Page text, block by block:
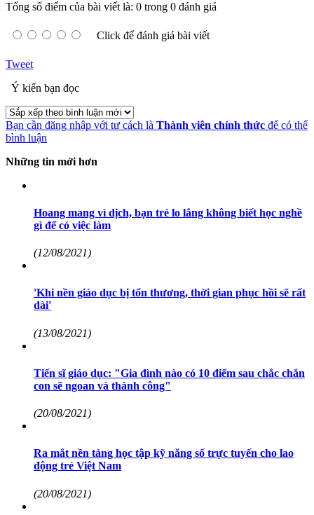
Tổng số điểm của bài viết là: 0 trong 0 đánh giá
Click để đánh giá bài viết
Tweet
Ý kiến bạn đọc
Bạn cần đăng nhập với tư cách là Thành viên chính thức để có thể
bình luận
Những tin mới hơn
Hoang mang vì dịch, bạn trẻ lo lắng không biết học nghề
gì để có việc làm
(12/08/2021)
'Khi nền giáo dục bị tổn thương, thời gian phục hồi sẽ rất
dài'
(13/08/2021)
Tiến sĩ giáo dục: "Gia đình nào có 10 điểm sau chắc chắn
con sẽ ngoan và thành công"
(20/08/2021)
Ra mắt nền tảng học tập kỹ năng số trực tuyến cho lao
động trẻ Việt Nam
(20/08/2021)